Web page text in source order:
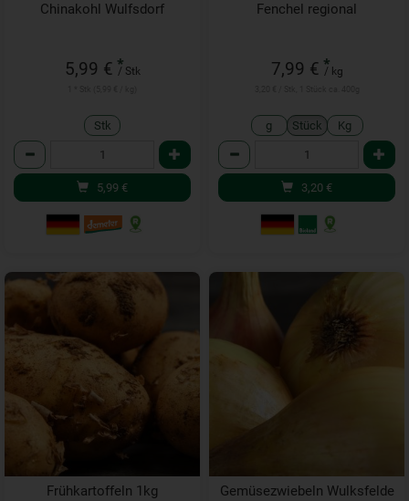
Chinakohl Wulfsdorf
5,99 € *
/ Stk
Stk
Anzahl
5,99 €
Fenchel regional
7,99 € *
/ kg
g Stück Kg
Anzahl
3,20 €
Frühkartoffeln 1kg
Gemüsezwiebeln Wulksfelde